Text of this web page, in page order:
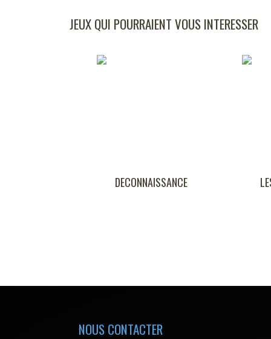
JEUX QUI POURRAIENT VOUS INTERESSER
LES CLES DE FORT
NOUS CONTACTER